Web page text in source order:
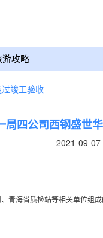
游攻略
竣工验收
局四公司西钢盛世
2021-09-07
海省质检站等相关单位组成